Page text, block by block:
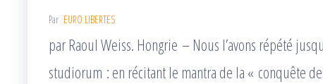
Par EURO LIBERTES
par Raoul Weiss. Hongrie – Nous l’avons répété
studiorum : en récitant le mantra de la « conquête